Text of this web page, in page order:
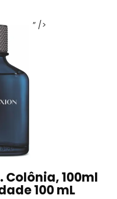
” />
Colônia, 100ml
100 mL